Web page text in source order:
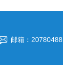
邮箱：